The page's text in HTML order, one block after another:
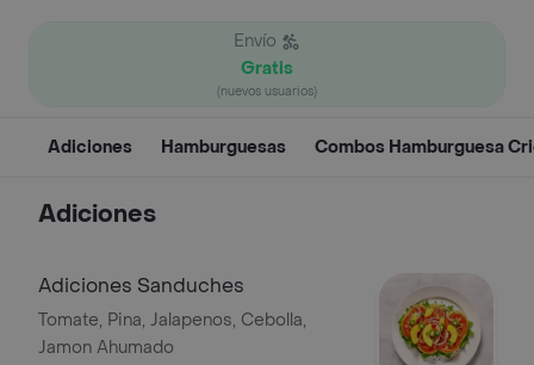
Envío
Gratis
(nuevos usuarios)
Adiciones Hamburguesas Combos Hamburguesa
Adiciones
Adiciones Sanduches
Tomate, Pina, Jalapenos, Cebolla,
Jamon Ahumado